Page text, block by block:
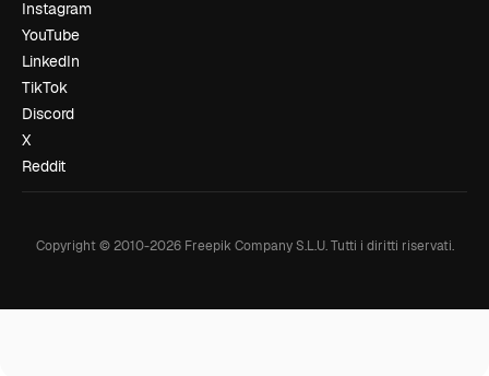
Instagram
YouTube
LinkedIn
TikTok
Discord
X
Reddit
Copyright © 2010-2026Freepik Company S.L.U. Tutti i diritti riservati.